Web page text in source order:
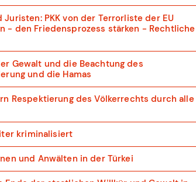
PKK von der Terrorliste der EU
- den Friedensprozess stärken - Rechtliche
Gewalt und die Beachtung des
und die Hamas
Respektierung des Völkerrechts durch alle
kriminalisiert
und Anwälten in der Türkei